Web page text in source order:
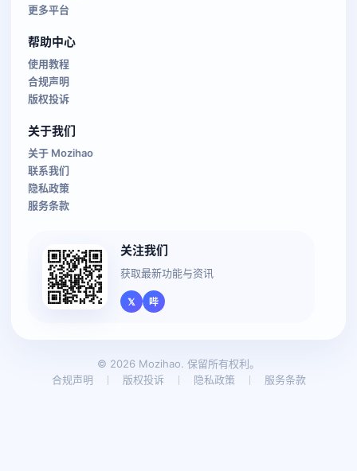
更多平台
帮助中心
使用教程
合规声明
版权投诉
关于我们
关于 Mozihao
联系我们
隐私政策
服务条款
关注我们
获取最新功能与资讯
𝕏 哔
© 2026 Mozihao. 保留所有权利。
合规声明
版权投诉 隐私政策 服务条款